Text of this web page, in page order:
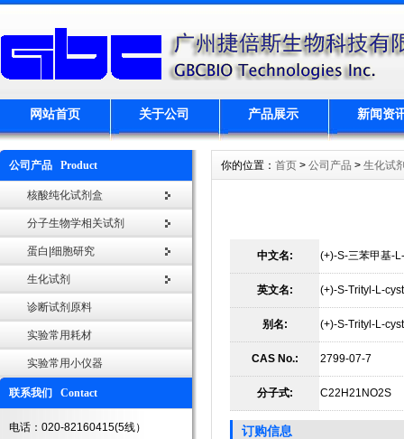
网站首页 关于公司 产品展示 新闻资
公司产品 Product
核酸纯化试剂盒
分子生物学相关试剂
蛋白|细胞研究
生化试剂
诊断试剂原料
实验常用耗材
实验常用小仪器
联系我们 Contact
电话：020-82160415(5线）
你的位置： 首页 > 公司产品 > 生化试
中文名: (+)-S-三苯甲基-
英文名: (+)-S-Trityl-L-
别名: (+)-S-Trityl-L-
CAS No.: 2799-07-7
分子式: C22H21NO2S
订购信息